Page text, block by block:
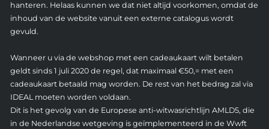
hanteren. Helaas kunnen we dat niet altijd voorkomen, omdat de
inhoud van de website vanuit een externe catalogus wordt
gevuld.
Wanneer u via de webshop met een cadeaukaart wilt betalen
geldt sinds 1 juli 2020 de regel, dat maximaal €50,= met een
cadeaukaart betaald mag worden. De rest van het bedrag zal via
IDEAL moeten worden voldaan.
Dit is het gevolg van de Europese anti-witwasrichtlijn AMLD5, die
in de Nederlandse wetgeving is geïmplementeerd in de Wwft